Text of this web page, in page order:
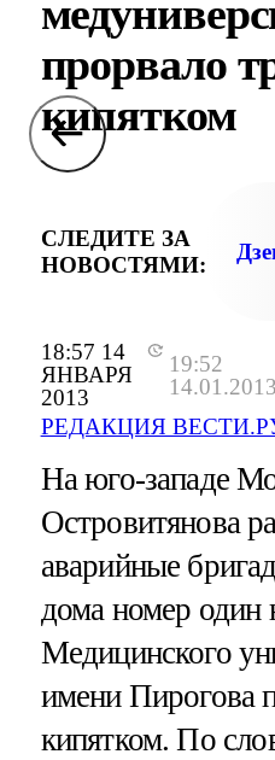
18:57 14
ЯНВАРЯ
2013
19:52
14.01.2013
РЕДАКЦИЯ
прорвало
кипятком
СЛЕДИТЕ ЗА
НОВОСТЯМИ:
На юго-западе
Островитянова
аварийные
дома номер один
Медицинского
имени Пирогова
кипятком. По